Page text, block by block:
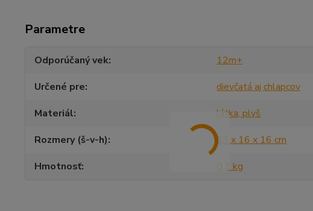
Parametre
Odporúčaný vek
12m+
Určené pre
dievčatá aj chlapcov
Materiál
látka, plyš
Rozmery (š-v-h)
23 x 16 x 16 cm
Hmotnosť
0,1 kg